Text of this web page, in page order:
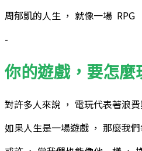
周郁凱的人生 ， 就像一場 RPG
-
你的遊戲，要怎麼
對許多人來說 ， 電玩代表著浪
如果人生是一場遊戲 ， 那麼我